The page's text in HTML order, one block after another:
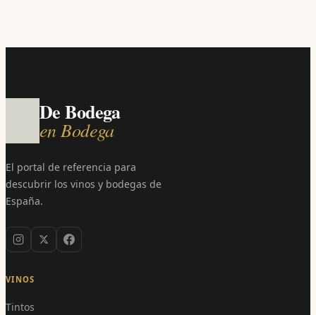
De Bodega
en Bodega
El portal de referencia para
descubrir los vinos y bodegas de
España.
VINOS
Tintos